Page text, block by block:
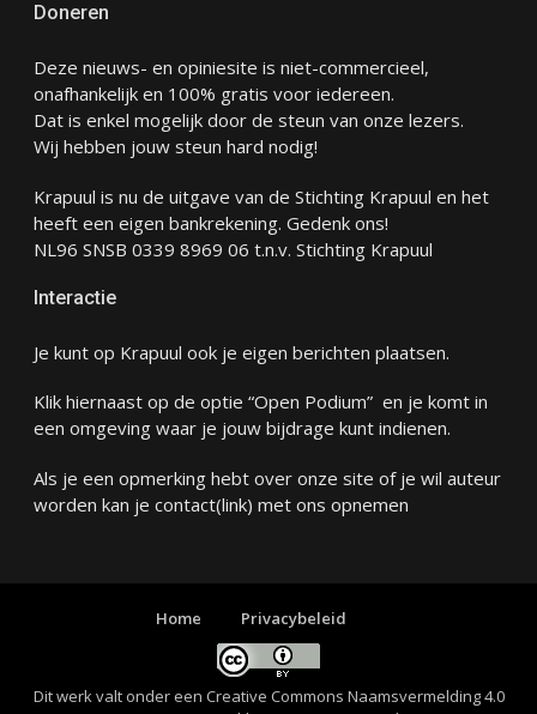
Doneren
Deze nieuws- en opiniesite is niet-commercieel,
onafhankelijk en 100% gratis voor iedereen.
Dat is enkel mogelijk door de steun van onze lezers.
Wij hebben jouw steun hard nodig!
Krapuul is nu de uitgave van de Stichting Krapuul en het
heeft een eigen bankrekening. Gedenk ons!
NL96 SNSB 0339 8969 06 t.n.v. Stichting Krapuul
Interactie
Je kunt op Krapuul ook je eigen berichten plaatsen.
Klik hiernaast op de optie “Open Podium” en je komt in
een omgeving waar je jouw bijdrage kunt indienen.
Als je een opmerking hebt over onze site of je wil auteur
worden kan je contact(link) met ons opnemen
Home Privacybeleid
Dit werk valt onder een Creative Commons Naamsvermelding 4.0